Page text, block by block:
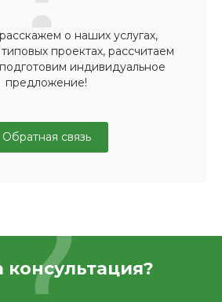
о наших услугах,
проектах, рассчитаем
индивидуальное
предложение!
Обратная связь